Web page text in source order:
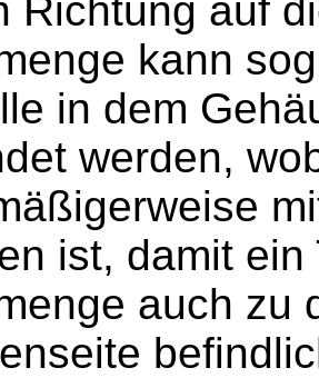
Richtung auf
kann
in dem
werden,
ist, damit
auch zu